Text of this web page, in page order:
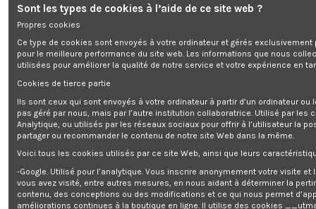
Ajouter au panier
Station peinture basse pression
Enim quis fugiat consequat elit minim nisi eu occaecat occaecat
deserunt aliquip nisi ex deserunt.
Sont les types de cookies à l’aide de ce site web ?
Propres cookies
Ce type de cookies sont envoyés à votre ordinateur et gérés exclusivement
pour le meilleure performance du site web. Les informations que nous
utilisées pour améliorer la qualité de notre service et votre expérience en
Cookies de tierce partie
Ils sont ceux qui sont envoyés à votre ordinateur à partir d’un ordinateur ou
pas géré par nous, mais par l’autre institution collaboratrice. Utilisé par les
Analytique, ou utilisés par les réseaux sociaux pour offrir à l’utilisateur la
partager ou recommander le contenu de notre site Web dans la même.
Voici tous les cookies utilisés par ce site Web, ainsi que leurs
-Google. Utilisé pour l’analytique. Vous inscrire anonymement votre visite et
vous avez visité, entre autres mesures, en nous aidant à déterminer la
contenu, des conceptions ou des modifications et ce qui nous permet
améliorations continues à la boutique en ligne. Il utilise des cookies